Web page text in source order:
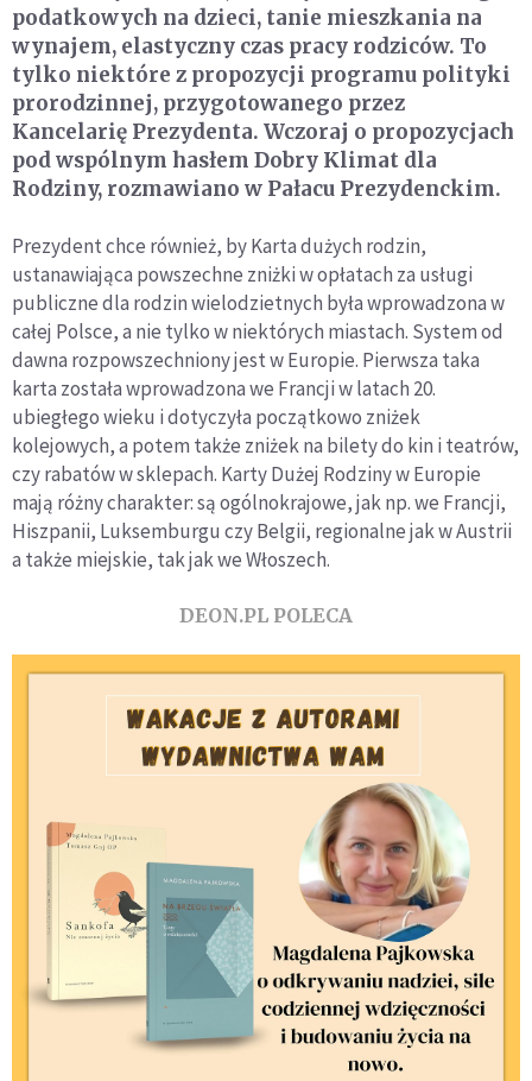
podatkowych na dzieci, tanie mieszkania na
wynajem, elastyczny czas pracy rodziców. To
tylko niektóre z propozycji programu polityki
prorodzinnej, przygotowanego przez
Kancelarię Prezydenta. Wczoraj o propozycjach
pod wspólnym hasłem Dobry Klimat dla
Rodziny, rozmawiano w Pałacu Prezydenckim.
Prezydent chce również, by Karta dużych rodzin,
ustanawiająca powszechne zniżki w opłatach za usługi
publiczne dla rodzin wielodzietnych była wprowadzona w
całej Polsce, a nie tylko w niektórych miastach. System od
dawna rozpowszechniony jest w Europie. Pierwsza taka
karta została wprowadzona we Francji w latach 20.
ubiegłego wieku i dotyczyła początkowo zniżek
kolejowych, a potem także zniżek na bilety do kin i teatrów,
czy rabatów w sklepach. Karty Dużej Rodziny w Europie
mają różny charakter: są ogólnokrajowe, jak np. we Francji,
Hiszpanii, Luksemburgu czy Belgii, regionalne jak w Austrii
a także miejskie, tak jak we Włoszech.
DEON.PL POLECA